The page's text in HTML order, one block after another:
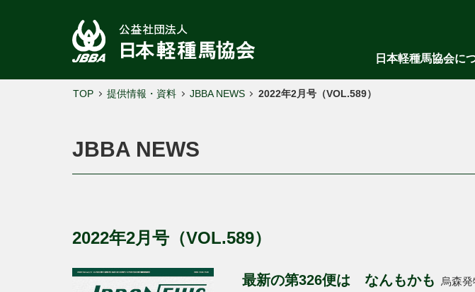
日本軽種馬協会に
TOP 提供情報・資料 JBBA NEWS 2022年2月号（VOL.589）
JBBA NEWS
2022年2月号（VOL.589）
最新の第326便は なんもかも 烏森発